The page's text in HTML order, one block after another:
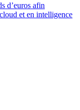
d’euros afin
et en intelligence